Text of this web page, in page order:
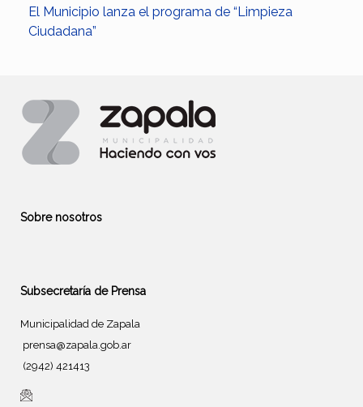
El Municipio lanza el programa de “Limpieza
Ciudadana”
Sobre nosotros
Subsecretaría de Prensa
Municipalidad de Zapala
prensa@zapala.gob.ar
(2942) 421413